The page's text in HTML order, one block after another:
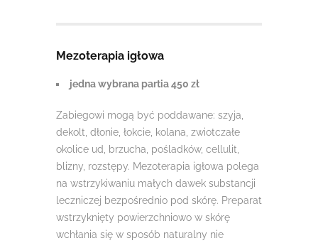
Mezoterapia igłowa
jedna wybrana partia 450 zł
Zabiegowi mogą być poddawane: szyja,
dekolt, dłonie, łokcie, kolana, zwiotczałe
okolice ud, brzucha, pośladków, cellulit,
blizny, rozstępy. Mezoterapia igłowa polega
na wstrzykiwaniu małych dawek substancji
leczniczej bezpośrednio pod skórę. Preparat
wstrzyknięty powierzchniowo w skórę
wchłania się w sposób naturalny nie